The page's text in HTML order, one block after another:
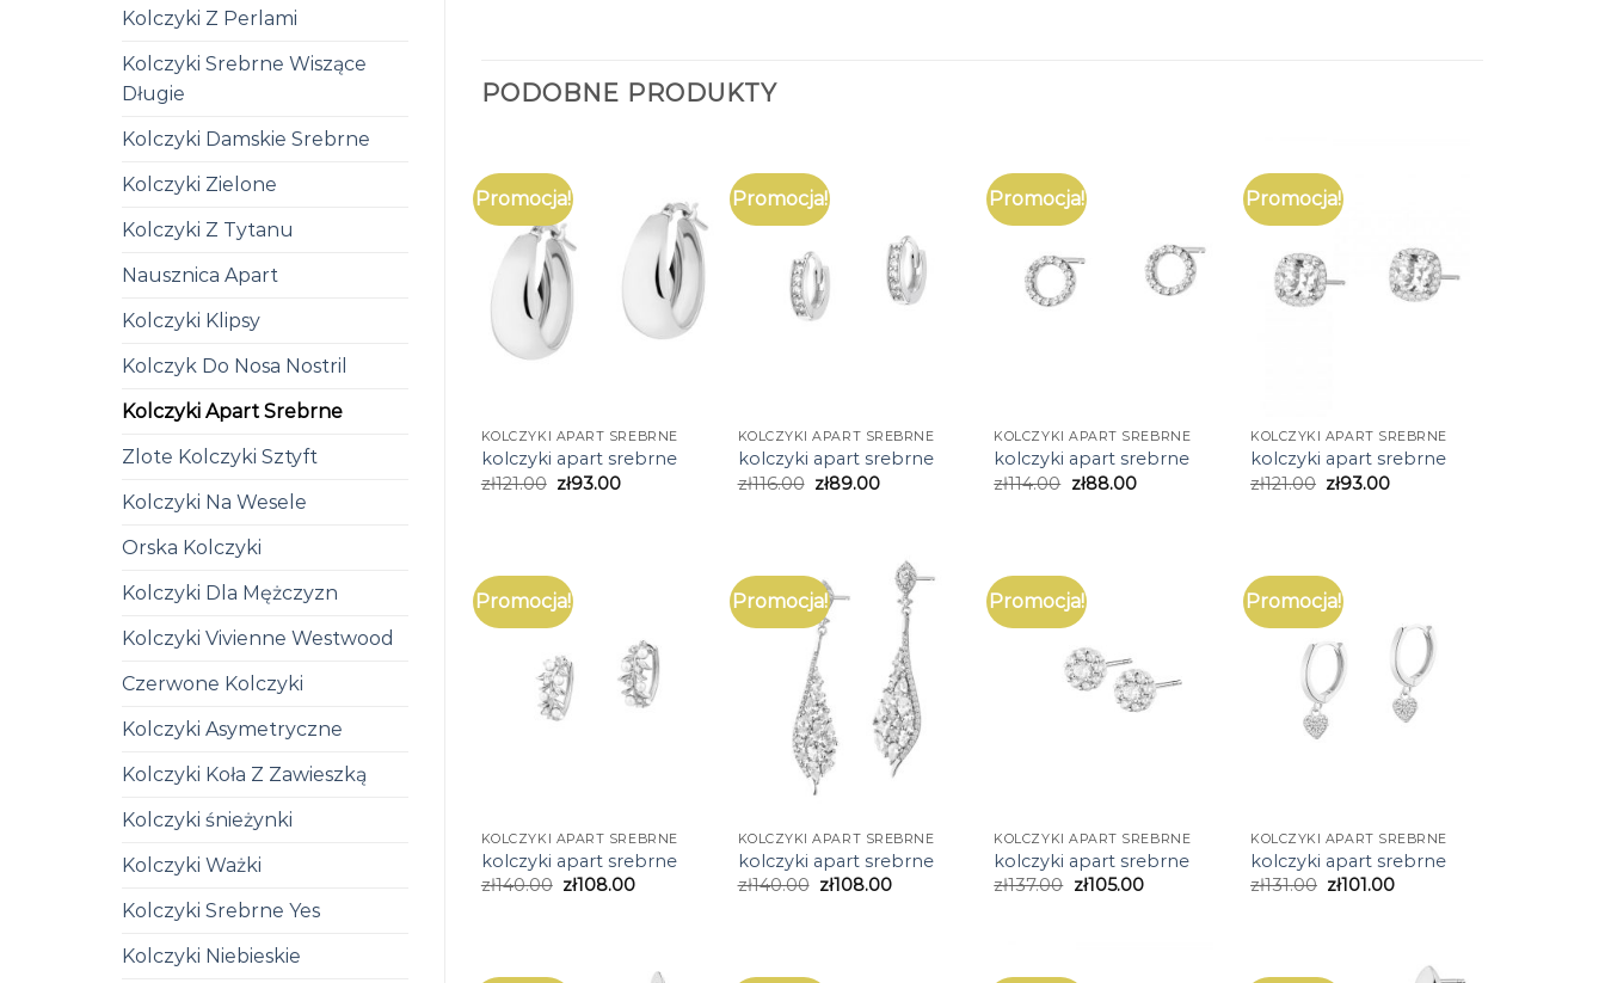
Kolczyki Z Perlami
Kolczyki Srebrne Wiszące
Długie
Kolczyki Damskie Srebrne
Kolczyki Zielone
Kolczyki Z Tytanu
Nausznica Apart
Kolczyki Klipsy
Kolczyk Do Nosa Nostril
Kolczyki Apart Srebrne
Zlote Kolczyki Sztyft
Kolczyki Na Wesele
Orska Kolczyki
Kolczyki Dla Mężczyzn
Kolczyki Vivienne Westwood
Czerwone Kolczyki
Kolczyki Asymetryczne
Kolczyki Koła Z Zawieszką
Kolczyki śnieżynki
Kolczyki Ważki
Kolczyki Srebrne Yes
Kolczyki Niebieskie
PODOBNE PRODUKTY
Promocja!
KOLCZYKI APART SREBRNE
kolczyki apart srebrne
zł121.00 zł93.00
Promocja!
KOLCZYKI APART SREBRNE
kolczyki apart srebrne
zł116.00 zł89.00
Promocja!
KOLCZYKI APART SREBRNE
kolczyki apart srebrne
zł114.00 zł88.00
Promocja!
KOLCZYKI APART SREBRNE
kolczyki apart srebrne
zł121.00 zł93.00
Promocja!
KOLCZYKI APART SREBRNE
kolczyki apart srebrne
zł140.00 zł108.00
Promocja!
KOLCZYKI APART SREBRNE
kolczyki apart srebrne
zł140.00 zł108.00
Promocja!
KOLCZYKI APART SREBRNE
kolczyki apart srebrne
zł137.00 zł105.00
Promocja!
KOLCZYKI APART SREBRNE
kolczyki apart srebrne
zł131.00 zł101.00